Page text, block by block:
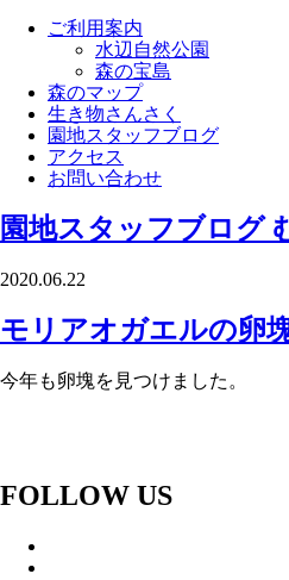
ご利用案内
水辺自然公園
森の宝島
森のマップ
生き物さんさく
園地スタッフブログ
アクセス
お問い合わせ
園地スタッフブログ
2020.06.22
モリアオガエルの卵
今年も卵塊を見つけました。
FOLLOW US